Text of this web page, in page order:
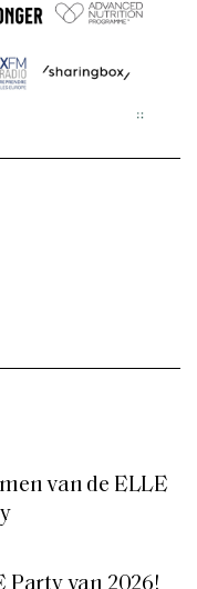
van de ELLE
Party van 2026!